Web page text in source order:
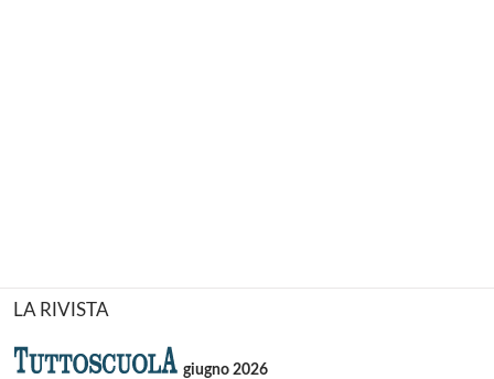
LA RIVISTA
giugno 2026